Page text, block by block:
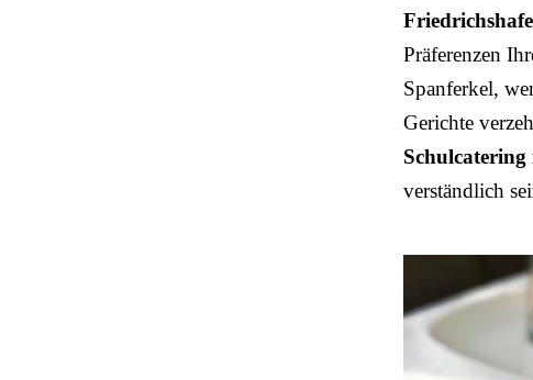
Präferenzen
Spanferkel,
Gerichte
verständlich